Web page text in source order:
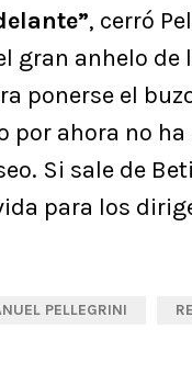
, cerró
gran anhelo de
ponerse el
por ahora no
Si sale de
para los
PELLEGRINI